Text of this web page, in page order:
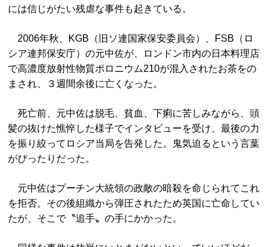
には信じがたい残虐な事件も起きている。
2006年秋、KGB（旧ソ連国家保安委員会）、FSB（ロ
シア連邦保安庁）の元中佐が、ロンドン市内の日本料理店
で高濃度放射性物質ポロニウム210が混入されたお茶をの
まされ、３週間余後に亡くなった。
死亡前、元中佐は脱毛、貧血、下痢に苦しみながら、頭
髪の抜けた憔悴した様子でインタビューを受け、最後の力
を振り絞ってロシア当局を告発した。鬼気迫るという言葉
がぴったりだった。
元中佐はプーチン大統領の政敵の暗殺を命じられてこれ
を拒否。その後組織から弾圧されたため英国に亡命してい
たが、そこで〝追手〟の手にかかった。